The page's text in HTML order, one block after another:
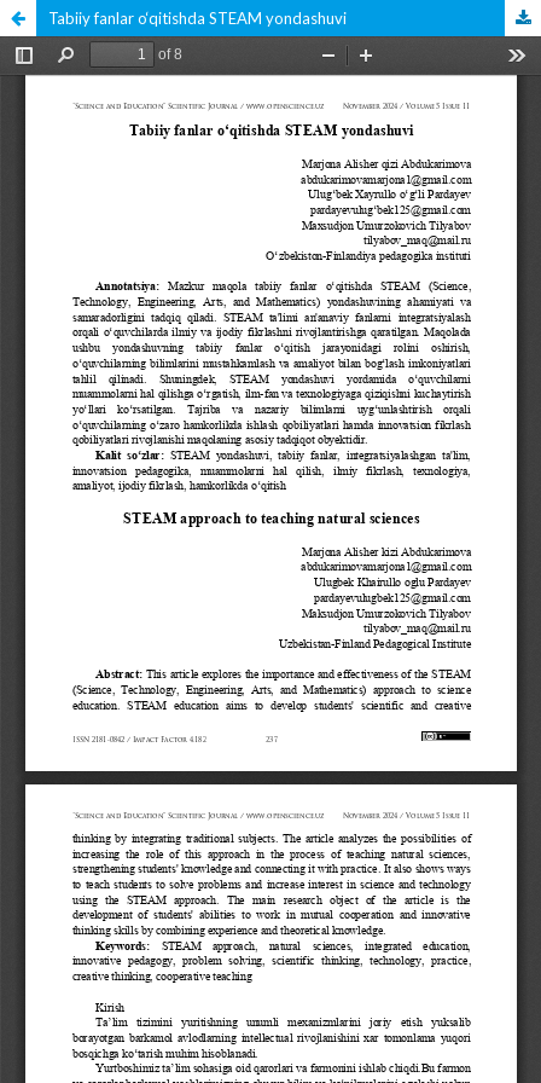
Tabiiy fanlar o‘qitishda STEAM yondashuvi